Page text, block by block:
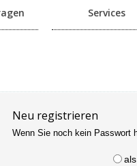
Services
Neu registrieren
Wenn Sie noch kein Passwort